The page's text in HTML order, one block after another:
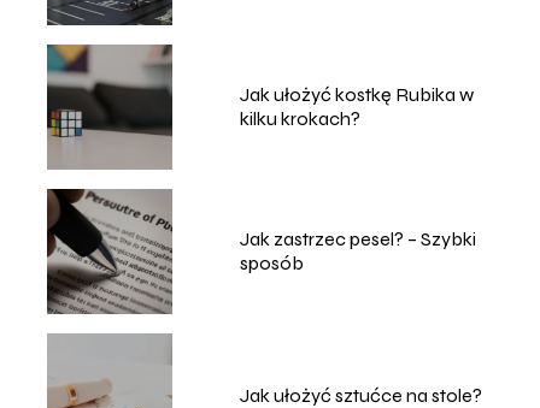
Jak ułożyć kostkę Rubika w
kilku krokach?
Jak zastrzec pesel? – Szybki
sposób
Jak ułożyć sztućce na stole?